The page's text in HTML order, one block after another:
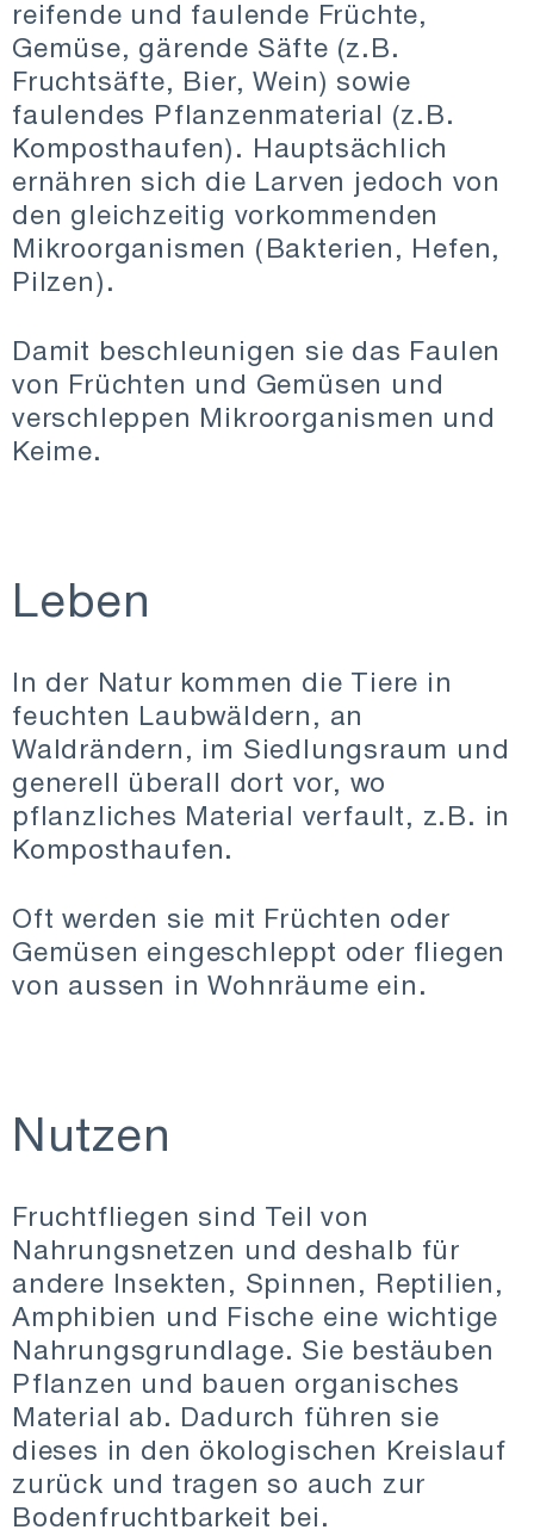
reifende und faulende Früchte,
Gemüse, gärende Säfte (z.B.
Fruchtsäfte, Bier, Wein) sowie
faulendes Pflanzenmaterial (z.B.
Komposthaufen). Hauptsächlich
ernähren sich die Larven jedoch von
den gleichzeitig vorkommenden
Mikroorganismen (Bakterien, Hefen,
Pilzen).
Damit beschleunigen sie das Faulen
von Früchten und Gemüsen und
verschleppen Mikroorganismen und
Keime.
Leben
In der Natur kommen die Tiere in
feuchten Laubwäldern, an
Waldrändern, im Siedlungsraum und
generell überall dort vor, wo
pflanzliches Material verfault, z.B. in
Komposthaufen.
Oft werden sie mit Früchten oder
Gemüsen eingeschleppt oder fliegen
von aussen in Wohnräume ein.
Nutzen
Fruchtfliegen sind Teil von
Nahrungsnetzen und deshalb für
andere Insekten, Spinnen, Reptilien,
Amphibien und Fische eine wichtige
Nahrungsgrundlage. Sie bestäuben
Pflanzen und bauen organisches
Material ab. Dadurch führen sie
dieses in den ökologischen Kreislauf
zurück und tragen so auch zur
Bodenfruchtbarkeit bei.